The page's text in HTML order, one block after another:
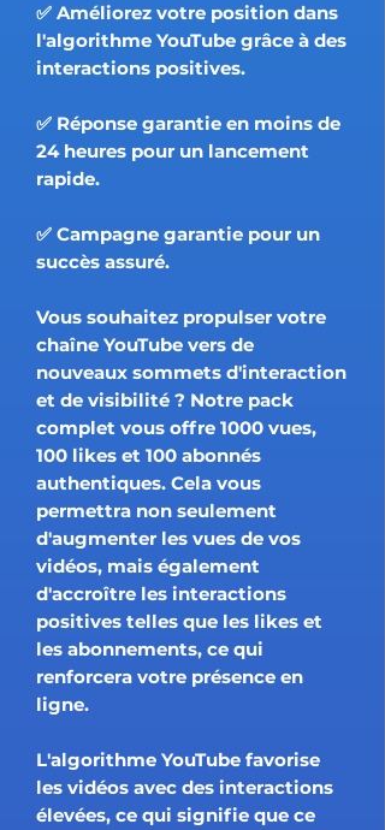
✅ Améliorez votre position dans
l'algorithme YouTube grâce à des
interactions positives.
✅ Réponse garantie en moins de
24 heures pour un lancement
rapide.
✅ Campagne garantie pour un
succès assuré.
Vous souhaitez propulser votre
chaîne YouTube vers de
nouveaux sommets d'interaction
et de visibilité ? Notre pack
complet vous offre 1000 vues,
100 likes et 100 abonnés
authentiques. Cela vous
permettra non seulement
d'augmenter les vues de vos
vidéos, mais également
d'accroître les interactions
positives telles que les likes et
les abonnements, ce qui
renforcera votre présence en
ligne.
L'algorithme YouTube favorise
les vidéos avec des interactions
élevées, ce qui signifie que ce